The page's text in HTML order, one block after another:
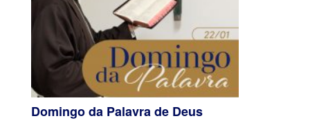
Domingo da Palavra de Deus